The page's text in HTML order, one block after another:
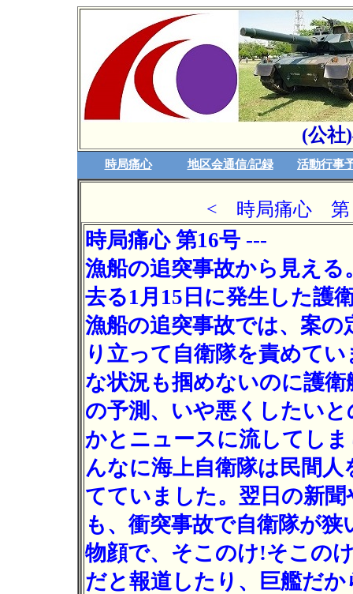
(公社
時局痛心 地区会通信/記録 活動行事
< 時局痛心 第
時局痛心 第16号 ---
漁船の追突事故から見え
去る1月15日に発生した護
漁船の追突事故では、案
り立って自衛隊を責めて
な状況も掴めないのに護
の予測、いや悪くしたい
かとニュースに流してし
んなに海上自衛隊は民間
てていました。翌日の新
も、衝突事故で自衛隊が
物顔で、そこのけ!そこの
だと報道したり、巨艦だ